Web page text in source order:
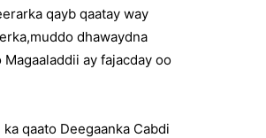
qayb qaatay way
dhawaydna
ay fajacday oo
qaato Deegaanka Cabdi